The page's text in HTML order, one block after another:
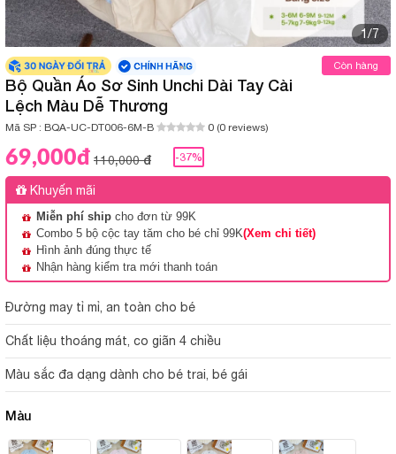
1/7
Bộ Quần Áo Sơ Sinh Unchi Dài Tay Cài
Lệch Màu Dễ Thương
Còn hàng
Mã SP : BQA-UC-DT006-6M-B 0 (0 reviews)
69,000đ 110,000 đ -37%
Khuyến mãi
Miễn phí ship cho đơn từ 99K
Combo 5 bộ cộc tay tăm cho bé chỉ 99K(Xem chi tiết)
Hình ảnh đúng thực tế
Nhận hàng kiểm tra mới thanh toán
Đường may tỉ mỉ, an toàn cho bé
Chất liệu thoáng mát, co giãn 4 chiều
Màu sắc đa dạng dành cho bé trai, bé gái
Màu